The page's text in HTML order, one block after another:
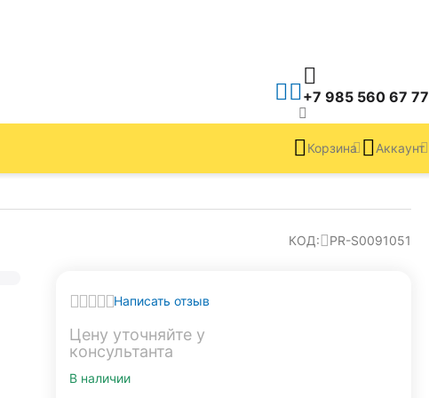
+7 985 560 67 77
Корзина Аккаунт
КОД: PR-S0091051
Написать отзыв
Цену уточняйте у
консультанта
В наличии